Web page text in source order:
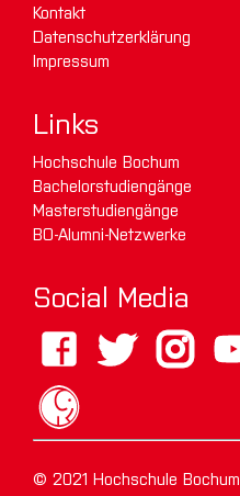
Kontakt
Datenschutzerklärung
Impressum
Links
Hochschule Bochum
Bachelorstudiengänge
Masterstudiengänge
BO-Alumni-Netzwerke
Social Media
© 2021 Hochschule Bochum